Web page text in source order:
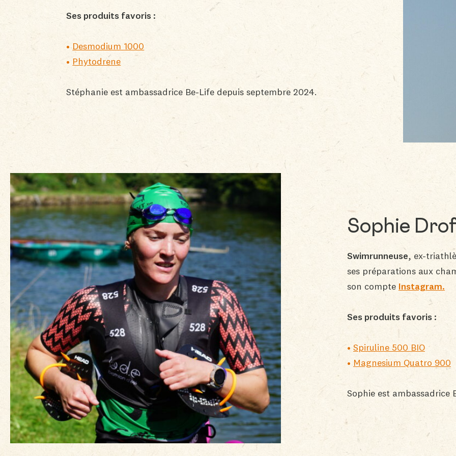
Ses produits favoris :
Desmodium 1000
Phytodrene
Stéphanie est ambassadrice Be-Life depuis septembre 2024.
Sophie
Swimrunneuse, ex-
ses préparations aux
son compte Instagram.
Ses produits favoris :
Spiruline 500 BIO
Magnesium Quatro 900
Sophie est ambassadrice